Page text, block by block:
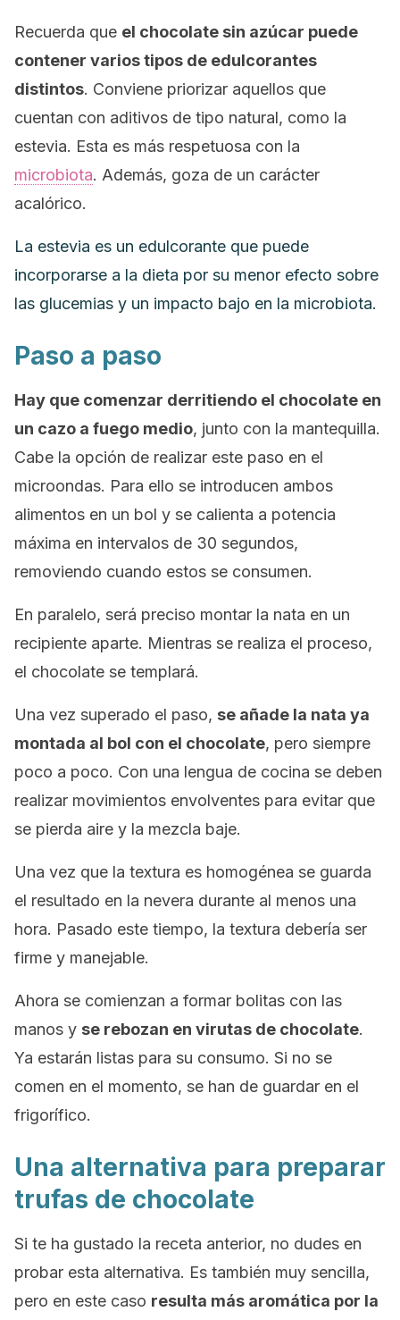
Recuerda que el chocolate sin azúcar puede
contener varios tipos de edulcorantes
distintos. Conviene priorizar aquellos que
cuentan con aditivos de tipo natural, como la
estevia. Esta es más respetuosa con la
microbiota. Además, goza de un carácter
acalórico.
La estevia es un edulcorante que puede
incorporarse a la dieta por su menor efecto sobre
las glucemias y un impacto bajo en la microbiota.
Paso a paso
Hay que comenzar derritiendo el chocolate en
un cazo a fuego medio, junto con la mantequilla.
Cabe la opción de realizar este paso en el
microondas. Para ello se introducen ambos
alimentos en un bol y se calienta a potencia
máxima en intervalos de 30 segundos,
removiendo cuando estos se consumen.
En paralelo, será preciso montar la nata en un
recipiente aparte. Mientras se realiza el proceso,
el chocolate se templará.
Una vez superado el paso, se añade la nata ya
montada al bol con el chocolate, pero siempre
poco a poco. Con una lengua de cocina se deben
realizar movimientos envolventes para evitar que
se pierda aire y la mezcla baje.
Una vez que la textura es homogénea se guarda
el resultado en la nevera durante al menos una
hora. Pasado este tiempo, la textura debería ser
firme y manejable.
Ahora se comienzan a formar bolitas con las
manos y se rebozan en virutas de chocolate.
Ya estarán listas para su consumo. Si no se
comen en el momento, se han de guardar en el
frigorífico.
Una alternativa para preparar
trufas de chocolate
Si te ha gustado la receta anterior, no dudes en
probar esta alternativa. Es también muy sencilla,
pero en este caso resulta más aromática por la